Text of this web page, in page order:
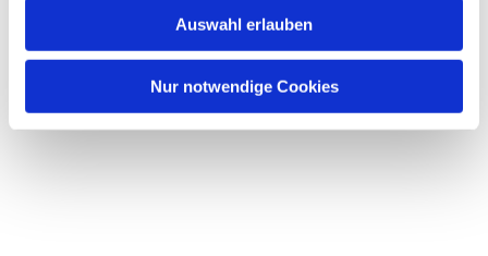
Auswahl erlauben
Nur notwendige Cookies